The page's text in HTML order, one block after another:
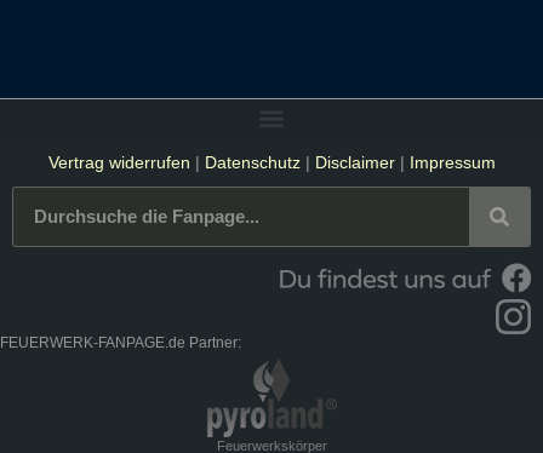
Vertrag widerrufen | Datenschutz| Disclaimer| Impressum
FEUERWERK-FANPAGE.de Partner:
Feuerwerkskörper